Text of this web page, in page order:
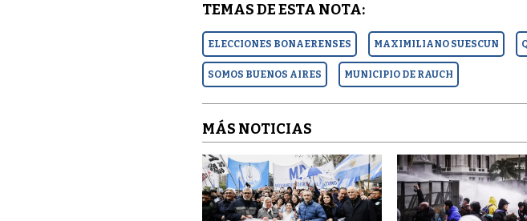
TEMAS DE ESTA NOTA:
ELECCIONES BONAERENSES MAXIMILIANO SUESCUN
SOMOS BUENOS AIRES MUNICIPIO DE RAUCH
MÁS NOTICIAS